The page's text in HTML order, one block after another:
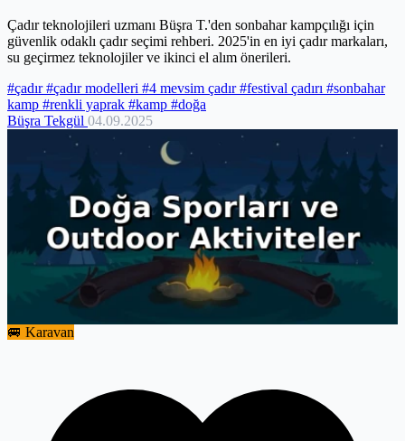
Çadır teknolojileri uzmanı Büşra T.'den sonbahar kampçılığı için
güvenlik odaklı çadır seçimi rehberi. 2025'in en iyi çadır markaları,
su geçirmez teknolojiler ve ikinci el alım önerileri.
#çadır#çadır modelleri #4 mevsim çadır#festival çadırı #sonbahar
kamp #renkli yaprak #kamp #doğa
Büşra Tekgül 04.09.2025
🚐 Karavan